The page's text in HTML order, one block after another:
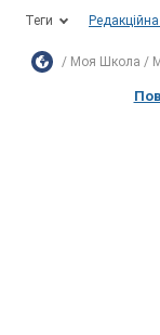
Теги Редакційна
Моя Школа